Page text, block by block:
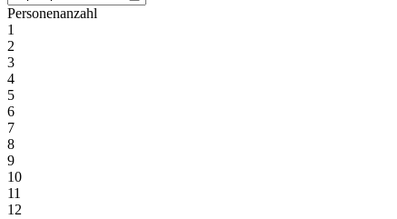
Personenanzahl
1
2
3
4
5
6
7
8
9
10
11
12